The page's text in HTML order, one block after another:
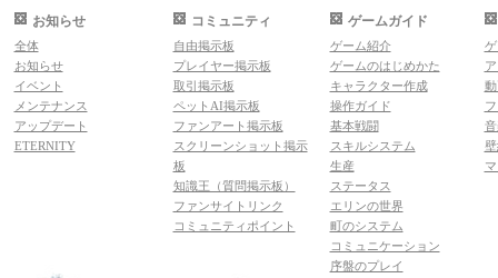
お知らせ
全体
お知らせ
イベント
メンテナンス
アップデート
ETERNITY
コミュニティ
自由掲示板
プレイヤー掲示板
取引掲示板
ペットAI掲示板
ファンアート掲示板
スクリーンショット掲示
板
知識王（質問掲示板）
ファンサイトリンク
コミュニティポイント
ゲームガイド
ゲーム紹介
ゲームのはじめかた
キャラクター作成
操作ガイド
基本戦闘
スキルシステム
生産
ステータス
エリンの世界
町のシステム
コミュニケーション
序盤のプレイ